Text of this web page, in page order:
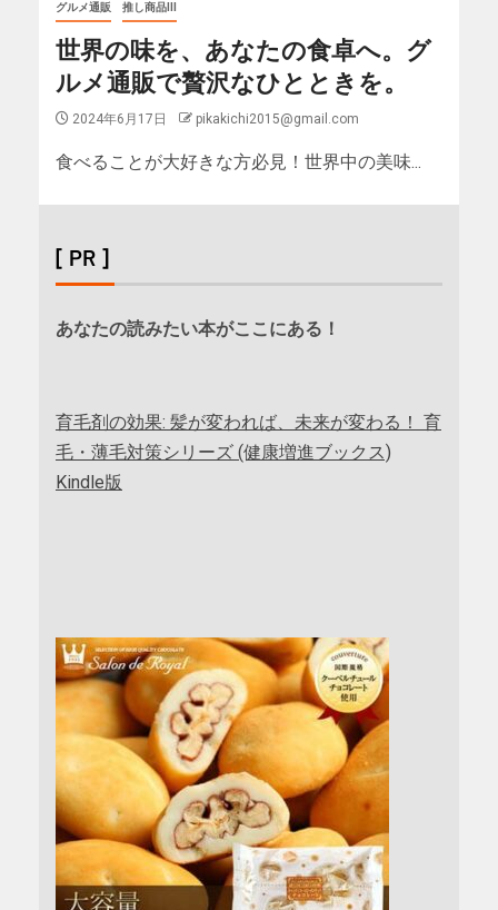
グルメ通販 推し商品III
世界の味を、あなたの食卓へ。グ
ルメ通販で贅沢なひとときを。
2024年6月17日 pikakichi2015@gmail.com
食べることが大好きな方必見！世界中の美味...
[ PR ]
あなたの読みたい本がここにある！
育毛剤の効果: 髪が変われば、未来が変わる！ 育
毛・薄毛対策シリーズ (健康増進ブックス)
Kindle版